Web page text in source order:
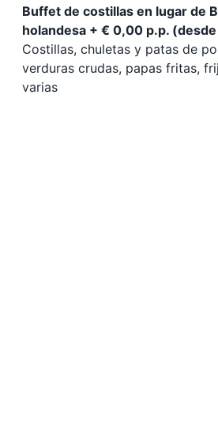
Buffet de costillas en lugar de
holandesa + € 0,00 p.p.
Costillas, chuletas y patas de
verduras crudas, papas fritas,
varias